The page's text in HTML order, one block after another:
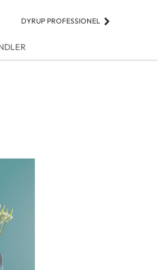
DYRUP PROFESSIONELkeyboard_arrow_right